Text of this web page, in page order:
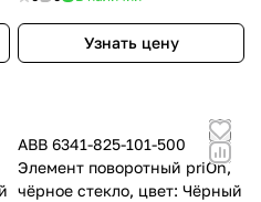
Узнать цену
ABB 6341-825-101-500
Элемент поворотный priOn,
чёрное стекло, цвет: Чёрный